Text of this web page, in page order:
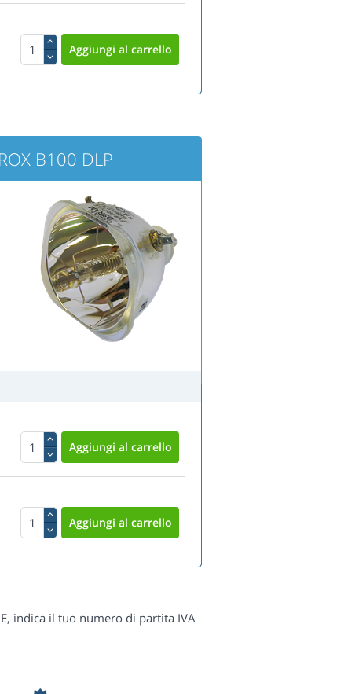
B100 DLP
indica il tuo numero di partita IVA